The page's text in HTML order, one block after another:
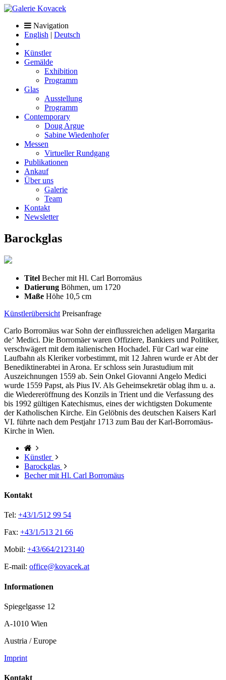
Navigation
English | Deutsch
Künstler
Gemälde
Exhibition
Programm
Glas
Ausstellung
Programm
Contemporary
Doug Argue
Sabine Wiedenhofer
Messen
Virtueller Rundgang
Publikationen
Ankauf
Über uns
Galerie
Team
Kontakt
Newsletter
Barockglas
Titel Becher mit Hl. Carl Borromäus
Datierung Böhmen, um 1720
Maße Höhe 10,5 cm
Künstlerübersicht Preisanfrage
Carlo Borromäus war Sohn der einflussreichen adeligen Margarita
de‘ Medici. Die Borromäer waren Offiziere, Bankiers und Politiker,
verschwägert mit dem italienischen Hochadel. Für Carl war eine
Laufbahn als Kleriker vorbestimmt, mit 12 Jahren wurde er Abt der
Benediktinerabtei in Arona. Er schloss sein Jurastudium mit
Auszeichnungen 1559 ab. Sein Onkel Giovanni Angelo Medici
wurde 1559 Papst, als Pius IV. Als Geheimsekretär oblag ihm u. a.
die Wiedereröffnung des Konzils in Trient und die Verfassung des
bis 1992 gültigen Katechismus, eines der wichtigsten Dokumente
der Katholischen Kirche. Ein Gelöbnis des deutschen Kaisers Karl
VI. führte nach dem Pestjahr 1713 zum Bau der Karl-Borromäus-
Kirche in Wien.
Künstler
Barockglas
Becher mit Hl. Carl Borromäus
Kontakt
Tel: +43/1/512 99 54
Fax: +43/1/513 21 66
Mobil: +43/664/2123140
E-mail: office@kovacek.at
Informationen
Spiegelgasse 12
A-1010 Wien
Austria / Europe
Imprint
Kontakt